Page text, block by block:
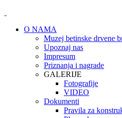
O NAMA
Muzej betinske drvene
Upoznaj nas
Impresum
Priznanja i nagrade
GALERIJE
Fotografije
VIDEO
Dokumenti
Pravila za